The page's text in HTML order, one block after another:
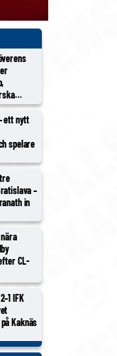
ett nytt
spelare
–
in
CL-
IFK
Kaknäs